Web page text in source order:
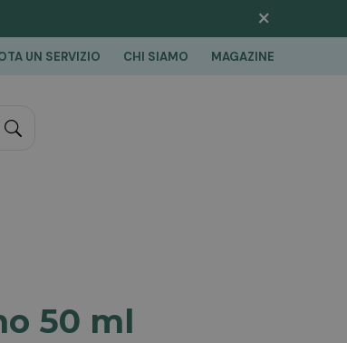
×
UN SERVIZIO CHI SIAMO MAGAZINE
"Cerca
50 ml